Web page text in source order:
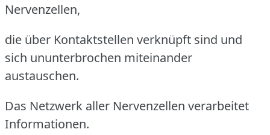
Nervenzellen,
die über Kontaktstellen verknüpft sind und
sich ununterbrochen miteinander
austauschen.
Das Netzwerk aller Nervenzellen verarbeitet
Informationen.